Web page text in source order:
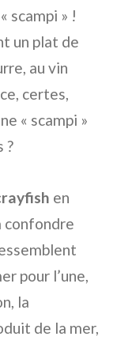
scampi » !
un plat de
au vin
certes,
« scampi »
?
en
confondre
pour l’une,
la
de la mer,